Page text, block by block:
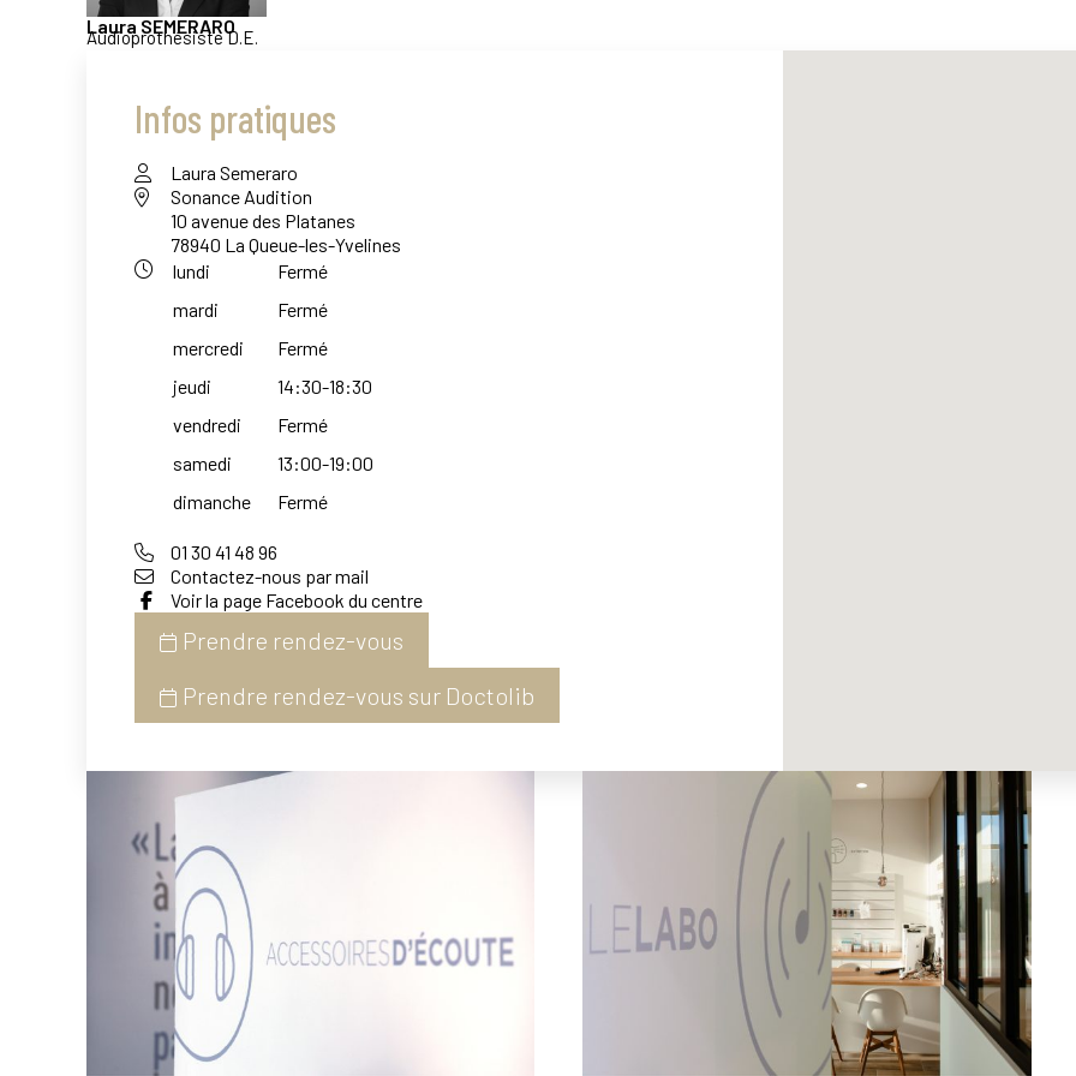
Laura SEMERARO
Audioprothésiste D.E.
Infos pratiques
Laura Semeraro
Sonance Audition
10 avenue des Platanes
78940 La Queue-les-Yvelines
lundi
Fermé
mardi
Fermé
mercredi
Fermé
jeudi
14:30-18:30
vendredi
Fermé
samedi
13:00-19:00
dimanche
Fermé
01 30 41 48 96
Contactez-nous par mail
Voir la page Facebook du centre
Prendre rendez-vous
Prendre rendez-vous sur Doctolib